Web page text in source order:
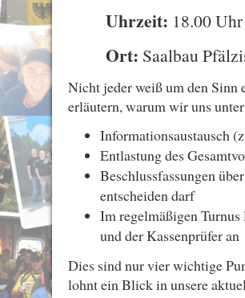
Uhrzeit: 18.00 Uhr
Ort: Saalbau
Nicht jeder weiß um den Sinn
erläutern, warum wir uns
Informationsaustausch
Entlastung des
Beschlussfassungen
entscheiden darf
Im regelmäßigen Turnus
und der Kassenprüfer an
Dies sind nur vier wichtige
lohnt ein Blick in unsere